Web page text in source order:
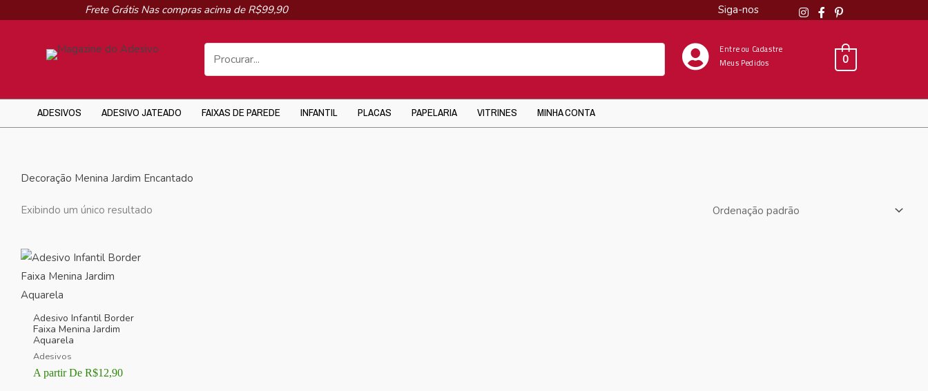
Frete Grátis Nas compras acima de R$99,90 Siga-nos
Entre ou Cadastre
Meus Pedidos
0
ADESIVOS ADESIVO JATEADO FAIXAS DE PAREDE INFANTIL PLACAS PAPELARIA VITRINES MINHA CONTA
Decoração Menina Jardim Encantado
Exibindo um único resultado
Adesivo Infantil Border
Faixa Menina Jardim
Aquarela
Adesivos
A partir De R$12,90